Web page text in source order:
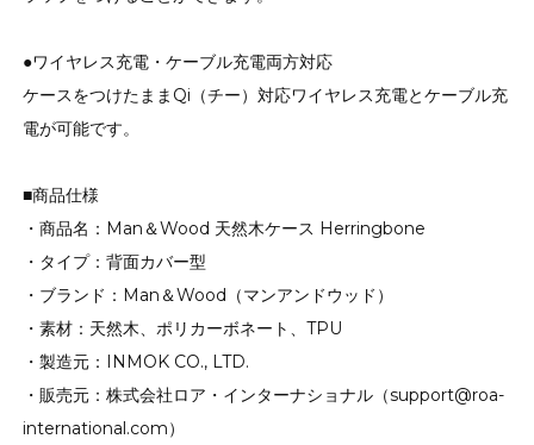
●ワイヤレス充電・ケーブル充電両方対応
ケースをつけたままQi（チー）対応ワイヤレス充電とケーブル充
電が可能です。
■商品仕様
・商品名：Man＆Wood 天然木ケース Herringbone
・タイプ：背面カバー型
・ブランド：Man＆Wood（マンアンドウッド）
・素材：天然木、ポリカーボネート、TPU
・製造元：INMOK CO., LTD.
・販売元：株式会社ロア・インターナショナル（support@roa-
international.com）